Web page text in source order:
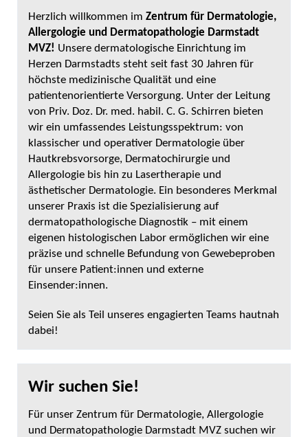
Herzlich willkommen im Zentrum für Dermatologie,
Allergologie und Dermatopathologie Darmstadt
MVZ! Unsere dermatologische Einrichtung im
Herzen Darmstadts steht seit fast 30 Jahren für
höchste medizinische Qualität und eine
patientenorientierte Versorgung. Unter der Leitung
von Priv. Doz. Dr. med. habil. C. G. Schirren bieten
wir ein umfassendes Leistungsspektrum: von
klassischer und operativer Dermatologie über
Hautkrebsvorsorge, Dermatochirurgie und
Allergologie bis hin zu Lasertherapie und
ästhetischer Dermatologie. Ein besonderes Merkmal
unserer Praxis ist die Spezialisierung auf
dermatopathologische Diagnostik – mit einem
eigenen histologischen Labor ermöglichen wir eine
präzise und schnelle Befundung von Gewebeproben
für unsere Patient:innen und externe
Einsender:innen.
Seien Sie als Teil unseres engagierten Teams hautnah
dabei!
Wir suchen Sie!
Für unser Zentrum für Dermatologie, Allergologie
und Dermatopathologie Darmstadt MVZ suchen wir